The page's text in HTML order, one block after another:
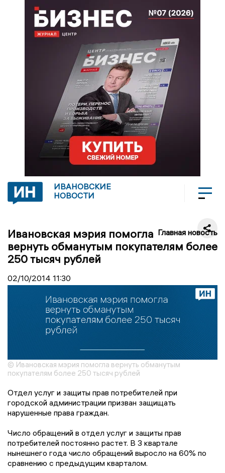
ИВАНОВСКИЕ
НОВОСТИ
Главная новость
Ивановская мэрия помогла
вернуть обманутым покупателям более
250 тысяч рублей
02/10/2014 11:30
© Ивановская мэрия помогла вернуть обманутым
покупателям более 250 тысяч рублей
Отдел услуг и защиты прав потребителей при
городской администрации призван защищать
нарушенные права граждан.
Число обращений в отдел услуг и защиты прав
потребителей постоянно растет. В 3 квартале
нынешнего года число обращений выросло на 60% по
сравнению с предыдущим кварталом.